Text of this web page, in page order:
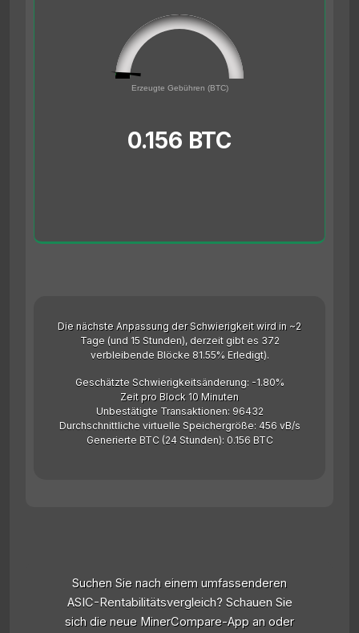
Erzeugte Gebühren (BTC)
0.156 BTC
Die nächste Anpassung der Schwierigkeit wird in ~2
Tage (und 15 Stunden), derzeit gibt es 372
verbleibende Blöcke 81.55% Erledigt).
Geschätzte Schwierigkeitsänderung: -1.80%
Zeit pro Block 10 Minuten
Unbestätigte Transaktionen: 96432
Durchschnittliche virtuelle Speichergröße: 456 vB/s
Generierte BTC (24 Stunden): 0.156 BTC
Suchen Sie nach einem umfassenderen
ASIC-Rentabilitätsvergleich? Schauen Sie
sich die neue MinerCompare-App an oder